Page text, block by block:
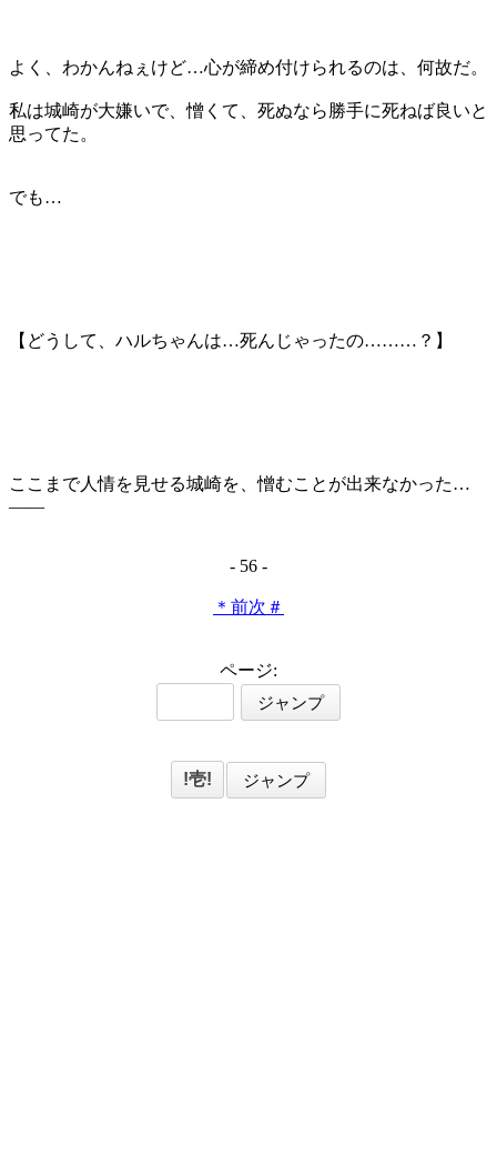
よく、わかんねぇけど…心が締め付けられるのは、何故だ。
私は城崎が大嫌いで、憎くて、死ぬなら勝手に死ねば良いと
思ってた。
でも…
【どうして、ハルちゃんは…死んじゃったの………？】
ここまで人情を見せる城崎を、憎むことが出来なかった…
――
- 56 -
＊前次＃
ページ: